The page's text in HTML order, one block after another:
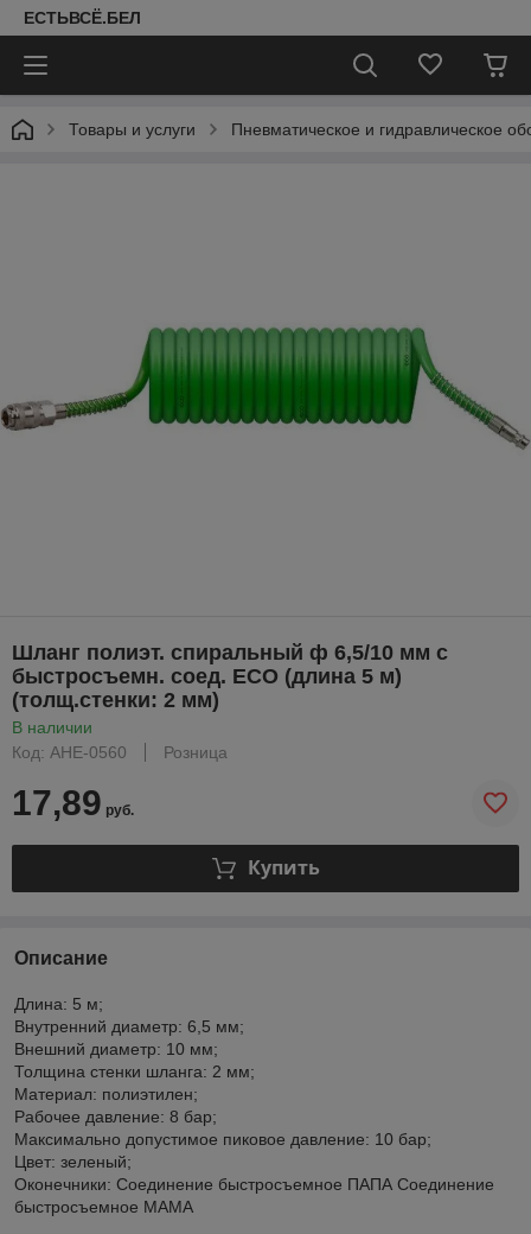
ЕСТЬВСЁ.БЕЛ
Товары и услуги Пневматическое и гидравлическое
Шланг полиэт. спиральный ф 6,5/10 мм с
быстросъемн. соед. ECO (длина 5 м)
(толщ.стенки: 2 мм)
В наличии
Код: AHE-0560
Розница
17,89 руб.
Купить
Описание
Длина: 5 м;
Внутренний диаметр: 6,5 мм;
Внешний диаметр: 10 мм;
Толщина стенки шланга: 2 мм;
Материал: полиэтилен;
Рабочее давление: 8 бар;
Максимально допустимое пиковое давление: 10 бар;
Цвет: зеленый;
Оконечники: Соединение быстросъемное ПАПА Соединение
быстросъемное МАМА